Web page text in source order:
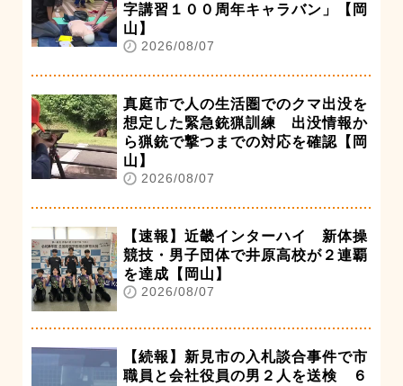
字講習１００周年キャラバン」【岡
山】
2026/08/07
真庭市で人の生活圏でのクマ出没を
想定した緊急銃猟訓練 出没情報か
ら猟銃で撃つまでの対応を確認【岡
山】
2026/08/07
【速報】近畿インターハイ 新体操
競技・男子団体で井原高校が２連覇
を達成【岡山】
2026/08/07
【続報】新見市の入札談合事件で市
職員と会社役員の男２人を送検 ６